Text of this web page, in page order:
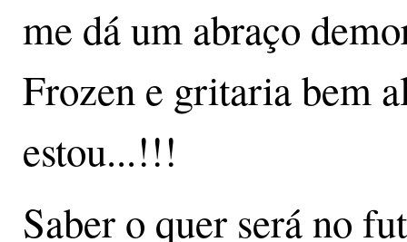
me dá um abraço
Frozen e gritaria bem
estou...!!!
Saber o quer será no